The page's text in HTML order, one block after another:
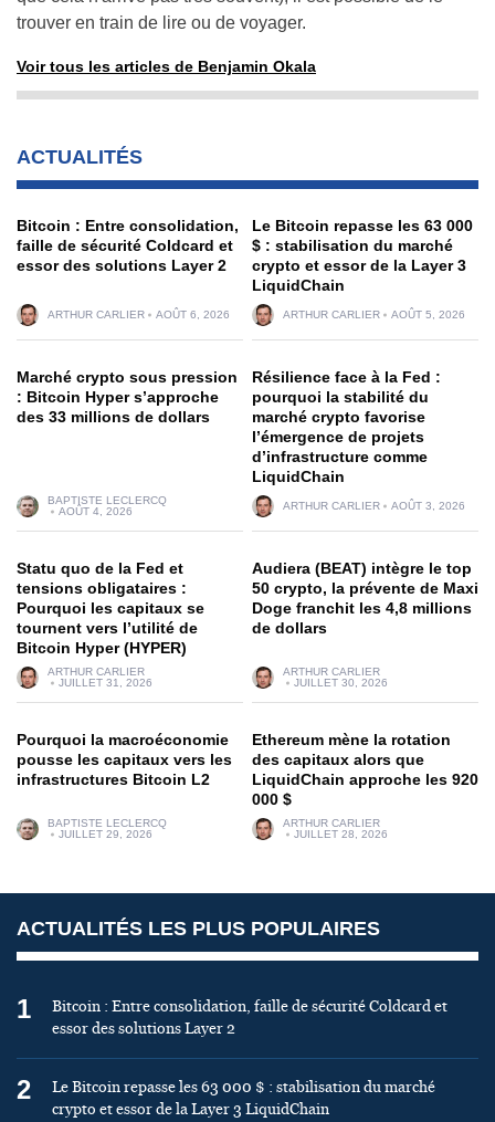
trouver en train de lire ou de voyager.
Voir tous les articles de Benjamin Okala
ACTUALITÉS
Bitcoin : Entre consolidation,
faille de sécurité Coldcard et
essor des solutions Layer 2
ARTHUR CARLIER AOÛT 6, 2026
Le Bitcoin repasse les 63 000
$ : stabilisation du marché
crypto et essor de la Layer 3
LiquidChain
ARTHUR CARLIER AOÛT 5, 2026
Marché crypto sous pression
: Bitcoin Hyper s’approche
des 33 millions de dollars
BAPTISTE LECLERCQ
AOÛT 4, 2026
Résilience face à la Fed :
pourquoi la stabilité du
marché crypto favorise
l’émergence de projets
d’infrastructure comme
LiquidChain
ARTHUR CARLIER AOÛT 3, 2026
Statu quo de la Fed et
tensions obligataires :
Pourquoi les capitaux se
tournent vers l’utilité de
Bitcoin Hyper (HYPER)
ARTHUR CARLIER
JUILLET 31, 2026
Audiera (BEAT) intègre le top
50 crypto, la prévente de Maxi
Doge franchit les 4,8 millions
de dollars
ARTHUR CARLIER
JUILLET 30, 2026
Pourquoi la macroéconomie
pousse les capitaux vers les
infrastructures Bitcoin L2
BAPTISTE LECLERCQ
JUILLET 29, 2026
Ethereum mène la rotation
des capitaux alors que
LiquidChain approche les 920
000 $
ARTHUR CARLIER
JUILLET 28, 2026
ACTUALITÉS LES PLUS POPULAIRES
1
Bitcoin : Entre consolidation, faille de sécurité Coldcard et
essor des solutions Layer 2
2
Le Bitcoin repasse les 63 000 $ : stabilisation du marché
crypto et essor de la Layer 3 LiquidChain